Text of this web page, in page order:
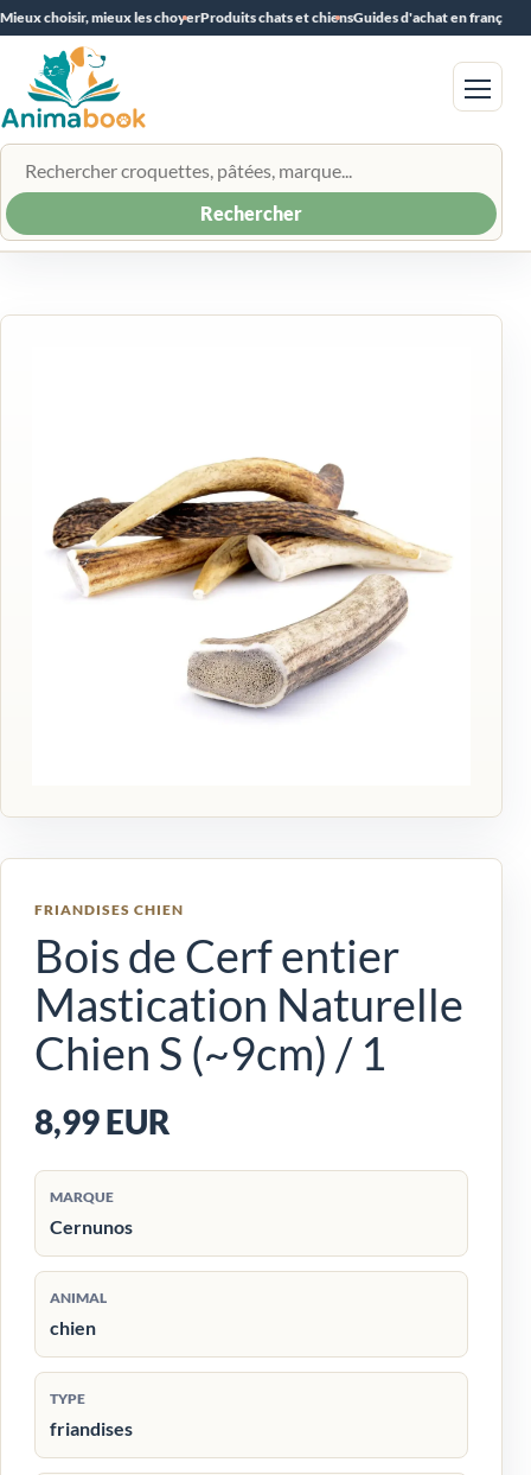
Mieux choisir, mieux les choyerProduits chats et chiensGuides d'achat en français
Rechercher un produit
Rechercher
Menu
FRIANDISES CHIEN
Bois de Cerf entier
Mastication Naturelle
Chien S (~9cm) / 1
8,99 EUR
MARQUE
Cernunos
ANIMAL
chien
TYPE
friandises